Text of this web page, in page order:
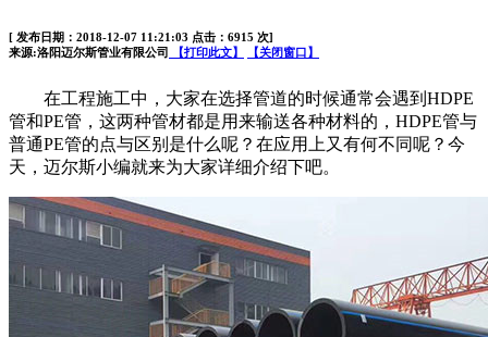
[ 发布日期：2018-12-07 11:21:03 点击：6915 次]
来源:洛阳迈尔斯管业有限公司
【打印此文】 【关闭窗口】
在工程施工中，大家在选择管道的时候通常会遇到 HDPE
管和PE管，这两种管材都是用来输送各种材料的，HDPE管与
普通PE管的点与区别是什么呢？在应用上又有何不同呢？今
天，迈尔斯小编就来为大家详细介绍下吧。